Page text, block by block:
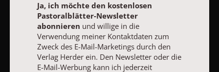
Ja, ich möchte den kostenlosen
Pastoralblätter-Newsletter
abonnieren und willige in die
Verwendung meiner Kontaktdaten zum
Zweck des E-Mail-Marketings durch den
Verlag Herder ein. Den Newsletter oder die
E-Mail-Werbung kann ich jederzeit